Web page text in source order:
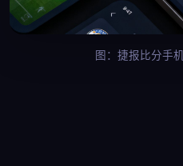
图：捷报比分手